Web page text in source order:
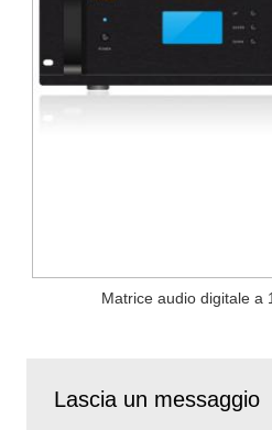
Matrice audio digitale a
Lascia un messaggio